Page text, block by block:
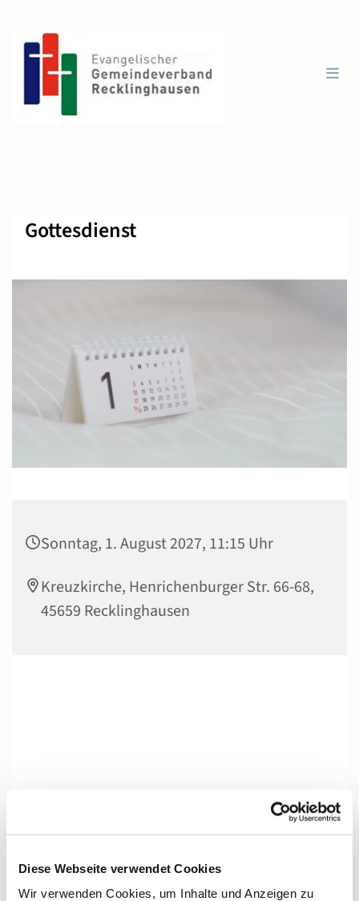
Diese Webseite verwendet Cookies
Wir verwenden Cookies, um Inhalte und Anzeigen zu
Gottesdienst
Sonntag, 1. August 2027, 11:15 Uhr
Kreuzkirche, Henrichenburger Str. 66-68,
45659 Recklinghausen